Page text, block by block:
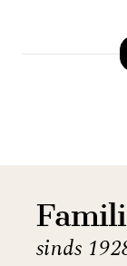
sinds